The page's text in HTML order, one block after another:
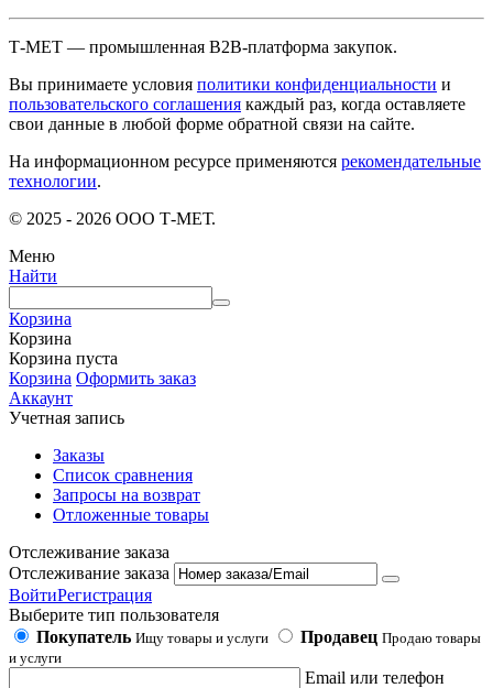
Т-МЕТ — промышленная B2B-платформа закупок.
Вы принимаете условия политики конфиденциальности и
пользовательского соглашения каждый раз, когда оставляете
свои данные в любой форме обратной связи на сайте.
На информационном ресурсе применяются рекомендательные
технологии.
© 2025 - 2026 ООО Т-МЕТ.
Меню
Найти
Корзина
Корзина
Корзина пуста
Корзина Оформить заказ
Аккаунт
Учетная запись
Заказы
Список сравнения
Запросы на возврат
Отложенные товары
Отслеживание заказа
Отслеживание заказа
ВойтиРегистрация
Выберите тип пользователя
Покупатель Ищу товары и услуги Продавец Продаю товары
и услуги
Email или телефон